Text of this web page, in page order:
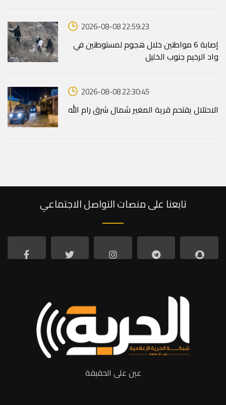
2026-08-08 22:59:23
إصابة 6 مواطنين خلال هجوم لمستوطنين في
واد الرخيم جنوب الخليل
2026-08-08 22:30:45
الاحتلال يقتحم قرية المغير شمال شرق رام الله
تابعنا على منصات التواصل الاجتماعي
عين على الحقيقة